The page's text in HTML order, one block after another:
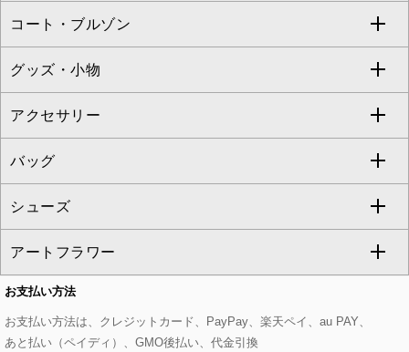
eur3
カーディガン
アンサンブルセット
ベスト・ジレ
パーカー
タンクトップ・キャミソール
スウェット・ジャージー
その他のトップス
チュニック
ジャンパースカート
その他のワンピース・ドレス
クロップド・半端丈パンツ
ガウチョ・ワイドパンツ
ハーフ・ショート丈パンツ
サロペット・オールインワン
その他のパンツ
ロング・マキシ丈スカート
ひざ丈スカート
ミモレ丈スカート
ショート・ミニ丈スカート
その他のスカート
すべてのジャケット・スーツ
テーラードジャケット
ノーカラージャケット
セットアップ
セットアップジャケット
セットアップパンツ
セットアップスカート
セットアップワンピース
コート・ブルゾン
すべてのコート・ブルゾン
トレンチコート
ピーコート
ダッフルコート
チェスターコート
モッズコート
ステンカラーコート
グッズ・小物
すべてのグッズ・小物
マスク
ストール・マフラー・スヌード
ベルト・サスペンダー
帽子
ヘアアクセサリー
アクセサリー
すべてのアクセサリー
ネックレス
ピアス・イヤリング
ブレスレット・バングル
ブローチ・コサージュ
バッグ
すべてのバッグ
トートバッグ
ショルダーバッグ
ボストンバッグ
シューズ
すべてのシューズ
パンプス
スニーカー
アートフラワー
すべてのアートフラワー
ローズ
お支払い方法
お支払い方法は、クレジットカード、PayPay、楽天ペイ、au PAY、
あと払い（ペイディ）、GMO後払い、代金引換